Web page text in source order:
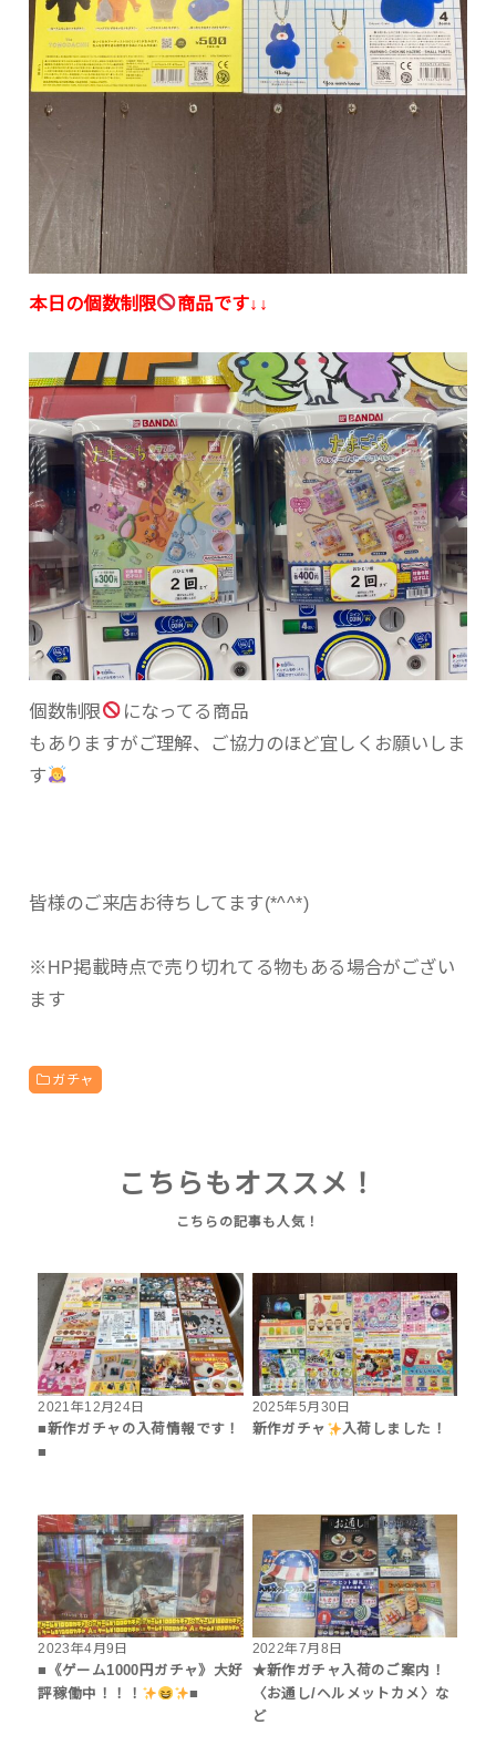
本日の個数制限 商品です↓↓
個数制限
になってる商品
もありますがご理解、ご協力のほど宜しくお願いしま
す
皆様のご来店お待ちしてます(*^^*)
※HP掲載時点で売り切れてる物もある場合がござい
ます
ガチャ
こちらもオススメ！
2021年12月24日
■新作ガチャの入荷情報です！
■
2025年5月30日
新作ガチャ
入荷しました！
2023年4月9日
■《ゲーム1000円ガチャ》大好
評稼働中！！！
■
2022年7月8日
★新作ガチャ入荷のご案内！
〈お通し/ヘルメットカメ〉な
ど